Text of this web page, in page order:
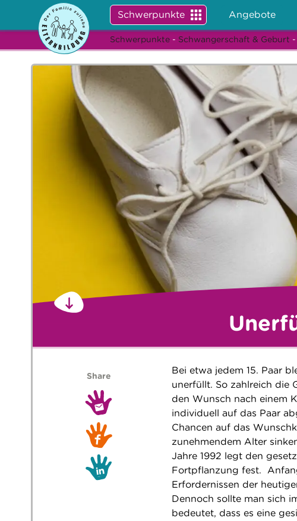
Schwerpunkte Angebote
Schwerpunkte - Schwangerschaft & Geburt
Bei etwa jedem 15. Paar
unerfüllt. So zahlreich die
den Wunsch nach einem
individuell auf das Paar
Chancen auf das
zunehmendem Alter
Jahre 1992 legt den
Fortpflanzung fest.
Erfordernissen der
Dennoch sollte man sich
bedeutet, dass es eine
Share